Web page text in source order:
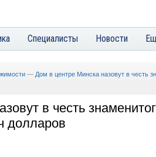
Специалисты Новости
— Дом в центре Минска назовут в честь
в честь
долларов